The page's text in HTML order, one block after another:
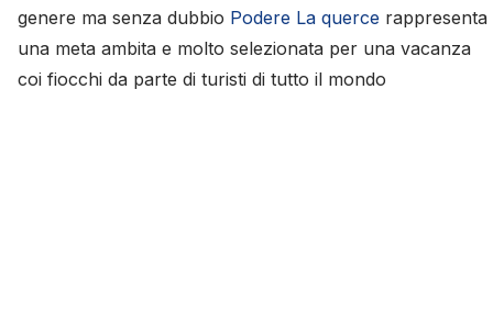
genere ma senza dubbio Podere La querce rappresenta
una meta ambita e molto selezionata per una vacanza
coi fiocchi da parte di turisti di tutto il mondo